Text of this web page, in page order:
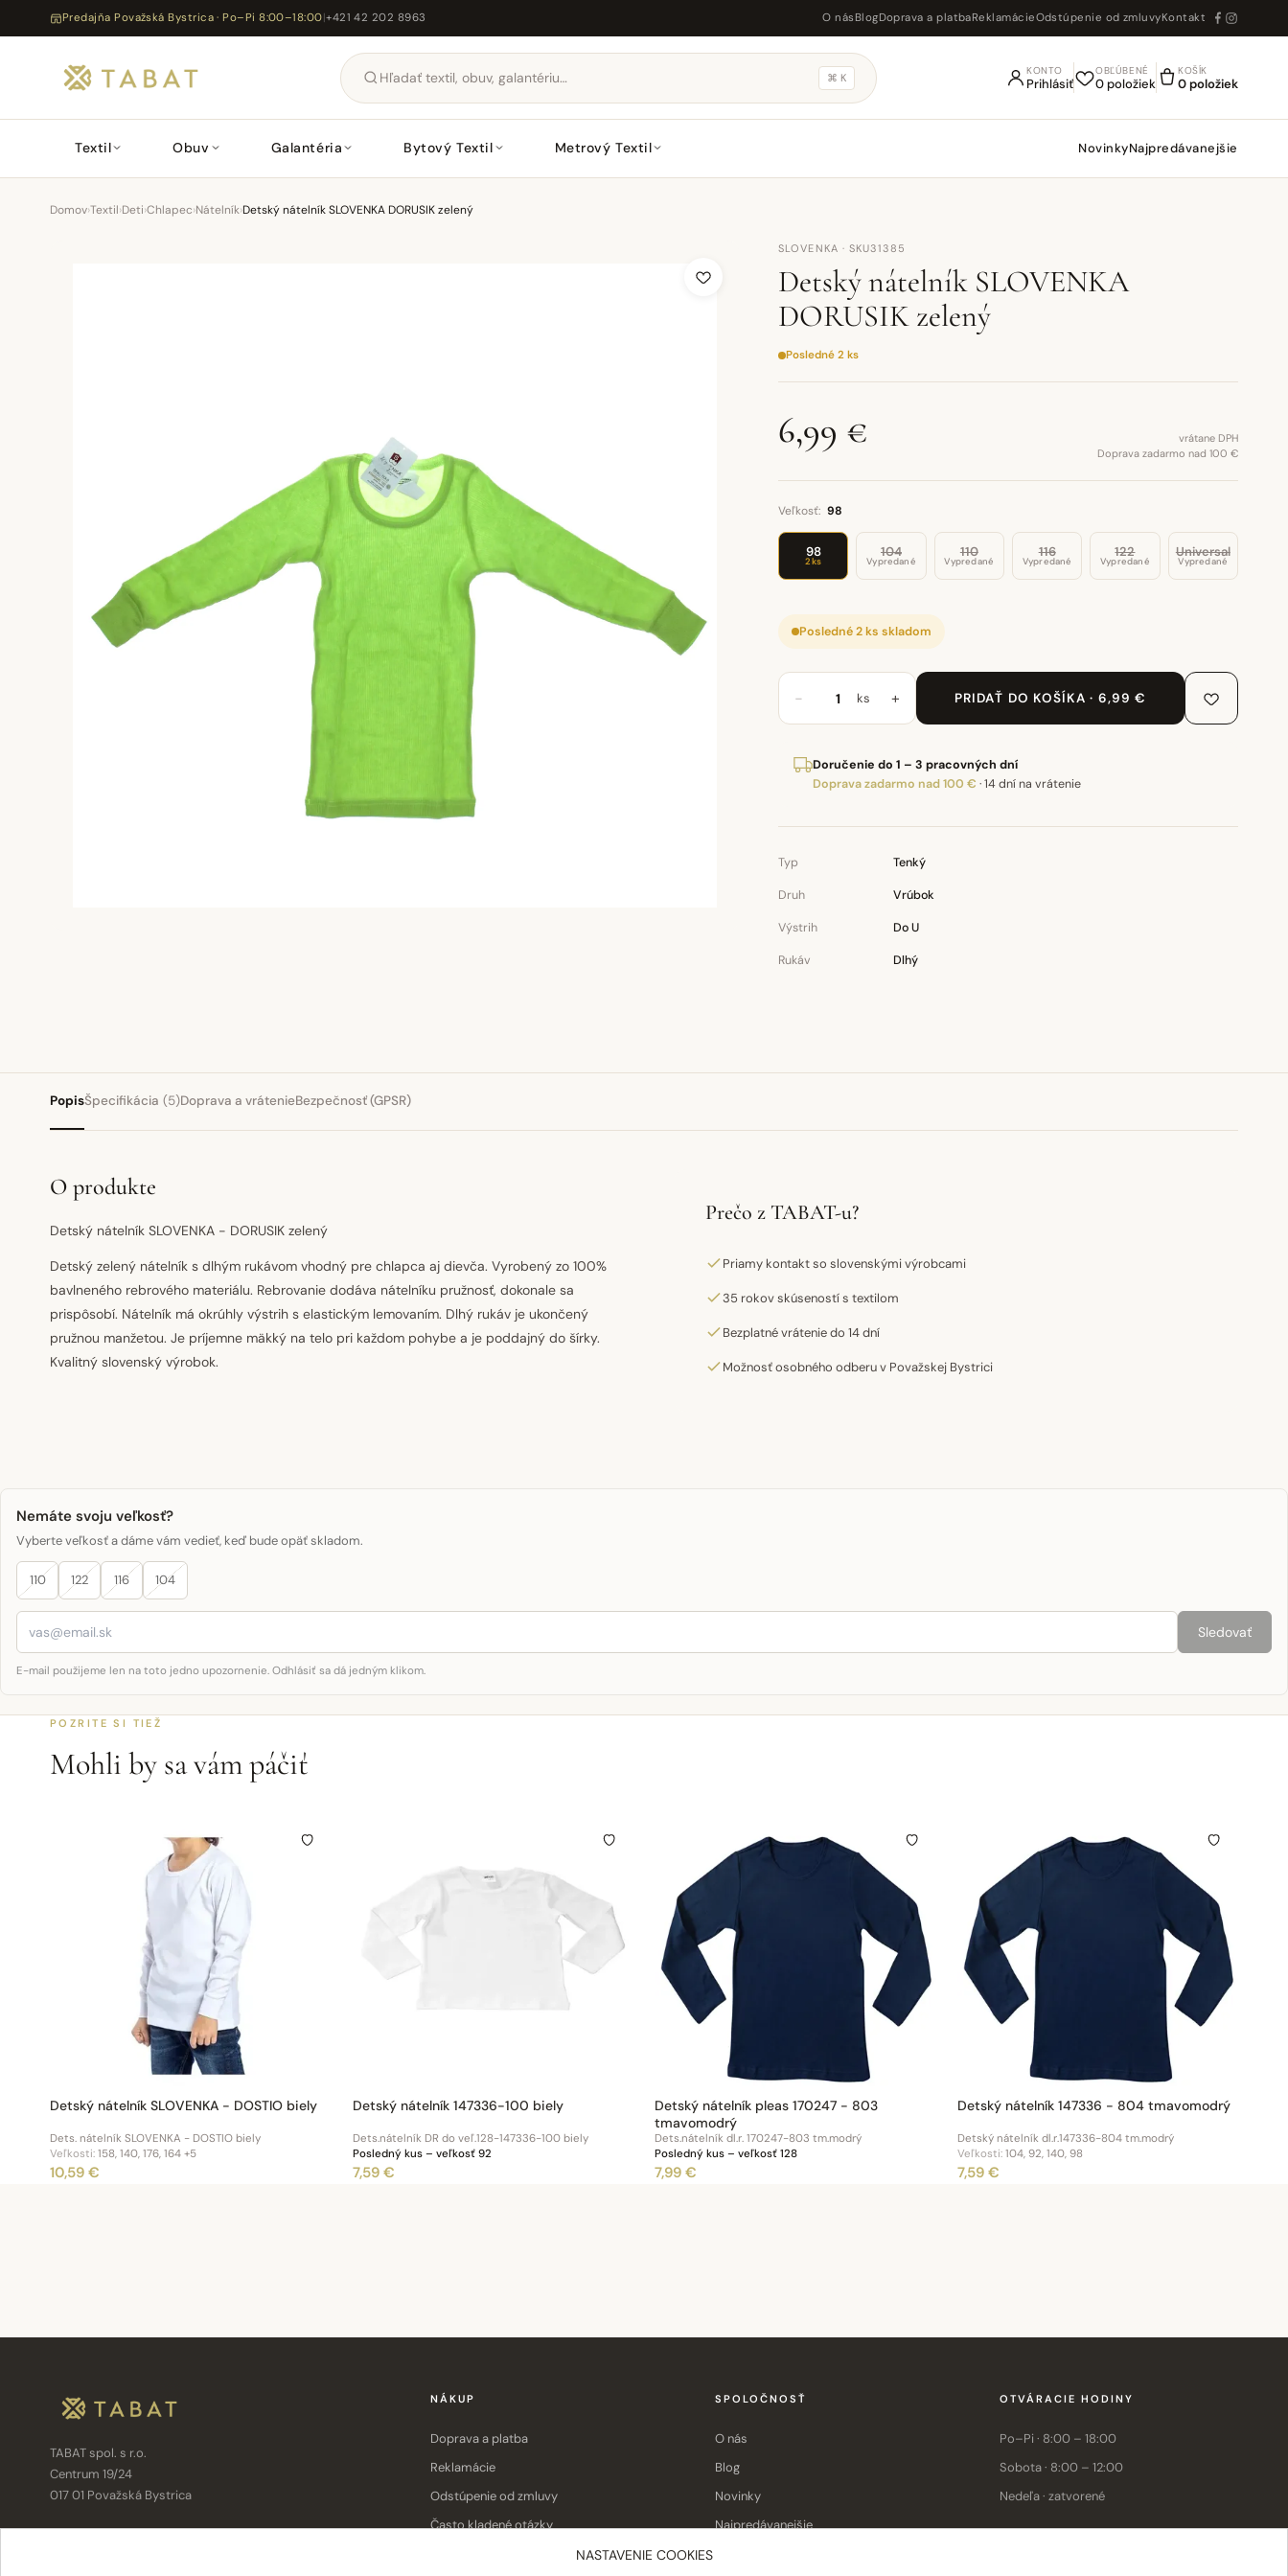
Predajňa Považská Bystrica · Po–Pi 8:00–18:00|+421 42 202 8963 O nás BlogDoprava a platbaReklamácieOdstúpenie od zmluvyKontakt
⌘ K
KONTO
Prihlásiť
OBĽÚBENÉ
0 položiek
KOŠÍK
0 položiek
Textil Obuv Galantéria Bytový Textil Metrový Textil NovinkyNajpredávanejšie
Domov›Textil›Deti›Chlapec›Nátelník›Detský nátelník SLOVENKA DORUSIK zelený
SLOVENKA · SKU31385
Detský nátelník SLOVENKA
DORUSIK zelený
Posledné 2 ks
6,99 €
vrátane DPH
Doprava zadarmo nad 100 €
Veľkosť: 98
98
2 ks
104
Vypredané
110
Vypredané
116
Vypredané
122
Vypredané
Universal
Vypredané
Posledné 2 ks skladom
− ks + PRIDAŤ DO KOŠÍKA · 6,99 €
Doručenie do 1 – 3 pracovných dní
Doprava zadarmo nad 100 € ·14 dní na vrátenie
Typ Tenký
Druh Vrúbok
Výstrih Do U
Rukáv Dlhý
PopisŠpecifikácia (5)Doprava a vrátenieBezpečnosť (GPSR)
O produkte
Detský nátelník SLOVENKA - DORUSIK zelený
Detský zelený nátelník s dlhým rukávom vhodný pre chlapca aj dievča. Vyrobený zo 100%
bavlneného rebrového materiálu. Rebrovanie dodáva nátelníku pružnosť, dokonale sa
prispôsobí. Nátelník má okrúhly výstrih s elastickým lemovaním. Dlhý rukáv je ukončený
pružnou manžetou. Je príjemne mäkký na telo pri každom pohybe a je poddajný do šírky.
Kvalitný slovenský výrobok.
Prečo z TABAT-u?
Priamy kontakt so slovenskými výrobcami
35 rokov skúseností s textilom
Bezplatné vrátenie do 14 dní
Možnosť osobného odberu v Považskej Bystrici
Nemáte svoju veľkosť?
Vyberte veľkosť a dáme vám vedieť, keď bude opäť skladom.
110 122 116 104
Sledovať
E-mail použijeme len na toto jedno upozornenie. Odhlásiť sa dá jedným klikom.
POZRITE SI TIEŽ
Mohli by sa vám páčiť
Detský nátelník SLOVENKA - DOSTIO biely
Dets. nátelník SLOVENKA - DOSTIO biely
Veľkosti: 158, 140, 176, 164 +5
10,59 €
Detský nátelník 147336-100 biely
Dets.nátelník DR do veľ.128-147336-100 biely
Posledný kus – veľkosť 92
7,59 €
Detský nátelník pleas 170247 - 803
tmavomodrý
Dets.nátelník dl.r. 170247-803 tm.modrý
Posledný kus – veľkosť 128
7,99 €
Detský nátelník 147336 - 804 tmavomodrý
Detský nátelník dl.r.147336-804 tm.modrý
Veľkosti:104, 92, 140, 98
7,59 €
TABAT spol. s r.o.
Centrum 19/24
017 01 Považská Bystrica
NÁKUP
Doprava a platba
Reklamácie
Odstúpenie od zmluvy
Často kladené otázky
SPOLOČNOSŤ
O nás
Blog
Novinky
Najpredávanejšie
OTVÁRACIE HODINY
Po–Pi · 8:00 – 18:00
Sobota · 8:00 – 12:00
Nedeľa · zatvorené
NASTAVENIE COOKIES